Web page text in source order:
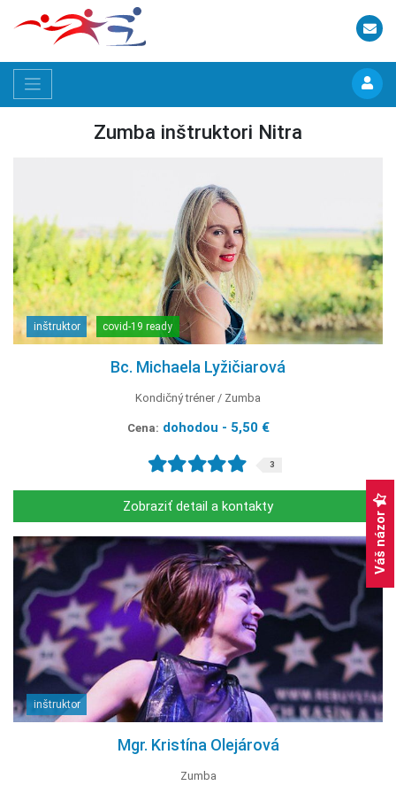
Zumba inštruktori Nitra
inštruktor covid-19 ready
Bc. Michaela Lyžičiarová
Kondičný tréner Zumba
Cena: dohodou - 5,50 €
3
Zobraziť detail a kontakty
inštruktor
Mgr. Kristína Olejárová
Zumba
Váš názor